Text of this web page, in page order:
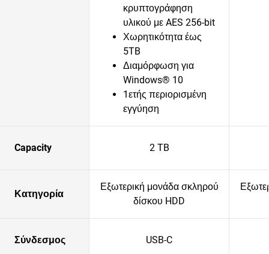
κρυπτογράφηση
υλικού με AES 256-bit
Χωρητικότητα έως
5TB
Διαμόρφωση για
Windows® 10
1ετής περιορισμένη
εγγύηση
Capacity 2 TB
Κατηγορία
Εξωτερική μονάδα σκληρού
δίσκου HDD
Σύνδεσμος USB-C